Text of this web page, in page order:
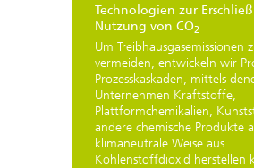
Technologien zur
Nutzung von CO2
Um Treibhausgasemissionen
vermeiden, entwickeln wir
Prozesskaskaden, mittels
Unternehmen Kraftstoffe,
Plattformchemikalien,
andere chemische Produkte
klimaneutrale Weise aus
Kohlenstoffdioxid herstellen